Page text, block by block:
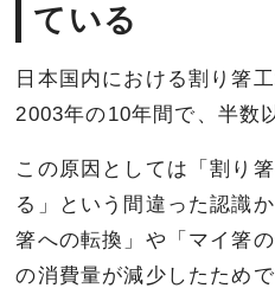
ている
日本国内における割り箸
2003年の10年間で、半数
この原因としては「割り
る」という間違った認識
箸への転換」や「マイ箸
の消費量が減少したためで